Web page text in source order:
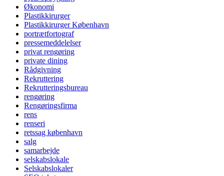
Økonomi
Plastikkirurger
Plastikkirurger København
portrætfortograf
pressemeddelelser
privat rengøring
private dining
Rådgivning
Rekruttering
Rekrutteringsbureau
rengøring
Rengøringsfirma
rens
renseri
retssag københavn
salg
samarbejde
selskabslokale
Selskabslokaler